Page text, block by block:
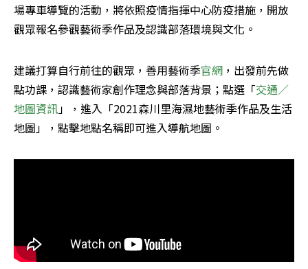
場專車導覽的活動，將依照疫情指揮中心防疫措施，開放
觀眾報名參觀藝術季作品及認識部落環境與文化。
建議打算自行前往的觀眾，善用藝術季官網 ，出發前先做
點功課，認識藝術家創作理念與部落背景；點選「交通／
地圖資訊」，進入「2021森川里海濕地藝術季作品及生活
地圖」，點擊地點名稱即可進入導航地圖。